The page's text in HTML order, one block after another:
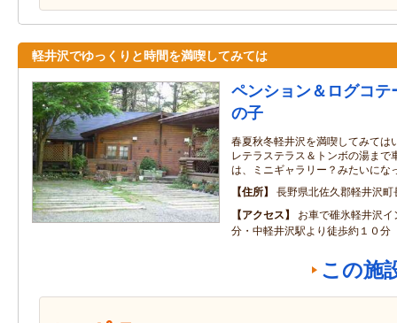
軽井沢でゆっくりと時間を満喫してみては
ペンション＆ログコ
の子
春夏秋冬軽井沢を満喫してみては
レテラステラス＆トンボの湯まで
は、ミニギャラリー？みたいにな
住所
長野県北佐久郡軽井沢
アクセス
お車で碓氷軽井沢
分・中軽井沢駅より徒歩約１０分
この施